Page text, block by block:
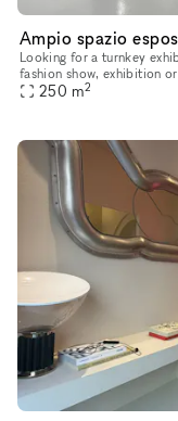
Looking for a turnkey
fashion show, exhibition
level open space located
250 m2